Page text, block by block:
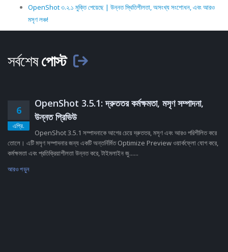
OpenShot ৩.২.১ মুক্তি পেয়েছে | উন্নত স্থিতিশীলতা, অসংখ্য সংশোধন, এবং আরও
মসৃণ লঞ্চ!
সর্বশেষপোস্ট
6
এপ্রি.
OpenShot 3.5.1: দ্রুততর কর্মক্ষমতা, মসৃণ সম্পাদনা,
উন্নত প্রিভিউ
OpenShot 3.5.1 সম্পাদনাকে আগের চেয়ে দ্রুততর, মসৃণ এবং আরও পরিশীলিত করে
তোলে। এটি মসৃণ সম্পাদনার জন্য একটি অন্তর্নির্মিত Optimize Preview ওয়ার্কফ্লো যোগ করে,
কর্মক্ষমতা এবং প্রতিক্রিয়াশীলতা উন্নত করে, টাইমলাইন জু......
আরও পড়ুন